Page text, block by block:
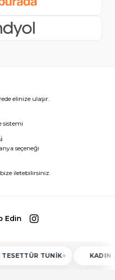
elinize ulaşır.
sistemi
seçeneği
iletebilirsiniz.
Edin
TUNIK KADIN ATLET